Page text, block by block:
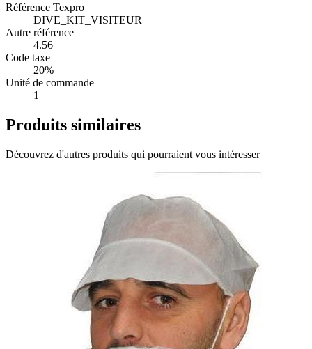
Référence Texpro
DIVE_KIT_VISITEUR
Autre référence
4.56
Code taxe
20%
Unité de commande
1
Produits similaires
Découvrez d'autres produits qui pourraient vous intéresser